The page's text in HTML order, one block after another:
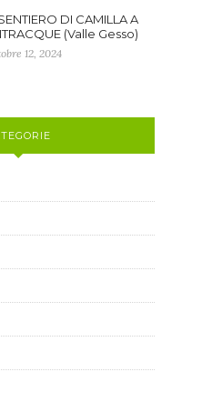
DI CAMILLA A
(Valle Gesso)
12, 2024